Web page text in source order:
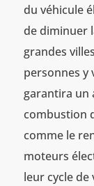
du véhicule
de diminuer
grandes
personnes y
garantira un
combustion
comme le
moteurs
leur cycle de